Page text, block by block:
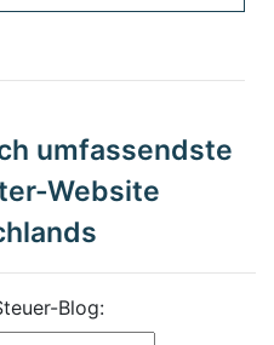
umfassendste
Website
Blog: